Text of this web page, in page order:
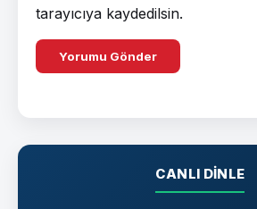
tarayıcıya kaydedilsin.
CANLI DINLE